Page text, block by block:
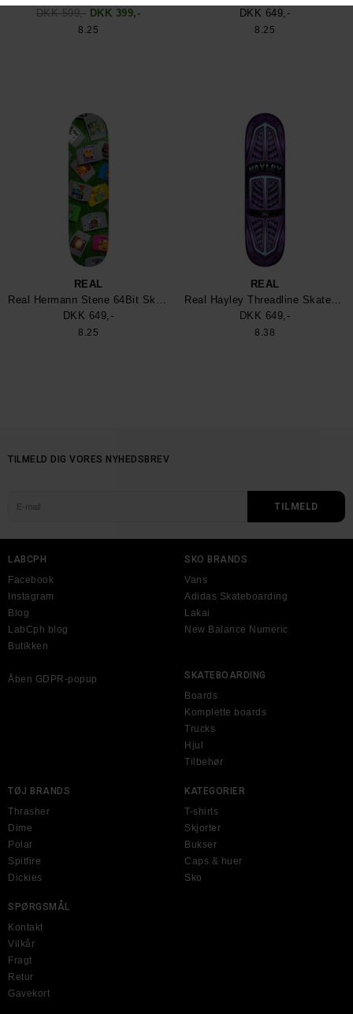
DKK 599,- DKK 399,-
8.25
DKK 649,-
8.25
REAL
Real Hermann Stene 64Bit Skateboard
DKK 649,-
8.25
REAL
Real Hayley Threadline Skateboard
DKK 649,-
8.38
TILMELD DIG VORES NYHEDSBREV
LABCPH
Facebook
Instagram
Blog
LabCph blog
Butikken
Åben GDPR-popup
SKO BRANDS
Vans
Adidas Skateboarding
Lakai
New Balance Numeric
SKATEBOARDING
Boards
Komplette boards
Trucks
Hjul
Tilbehør
TØJ BRANDS
Thrasher
Dime
Polar
Spitfire
Dickies
KATEGORIER
T-shirts
Skjorter
Bukser
Caps & huer
Sko
SPØRGSMÅL
Kontakt
Vilkår
Fragt
Retur
Gavekort